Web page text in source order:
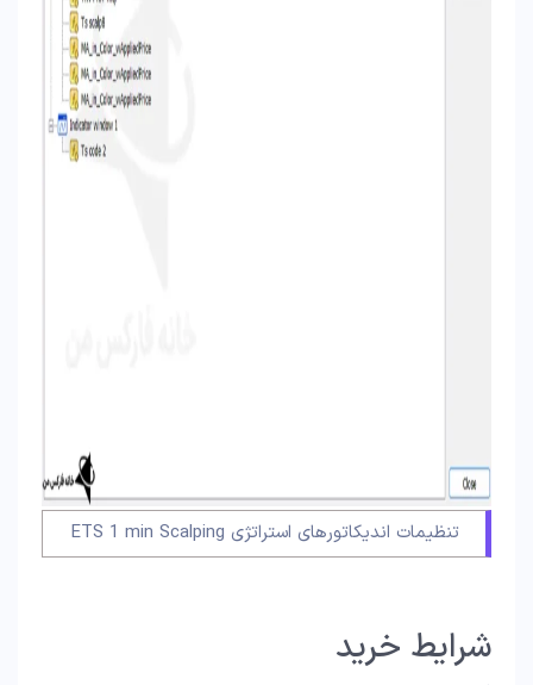
تنظیمات اندیکاتورهای استراتژی ETS 1 min Scalping
شرایط خرید